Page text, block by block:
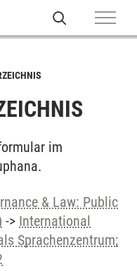
im
& Law: Public
-> International
Sprachenzentrum;